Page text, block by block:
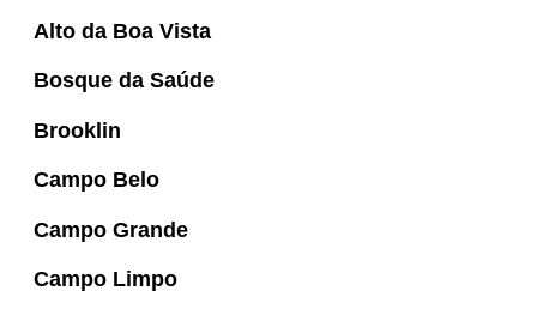
Alto da Boa Vista
Bosque da Saúde
Brooklin
Campo Belo
Campo Grande
Campo Limpo